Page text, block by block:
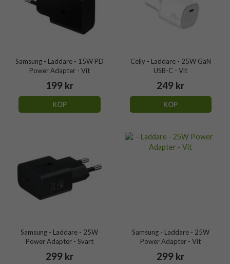
Samsung - Laddare - 15W PD
Power Adapter - Vit
199 kr
KÖP
Celly - Laddare - 25W GaN
USB-C - Vit
249 kr
KÖP
Samsung - Laddare - 25W
Power Adapter - Svart
299 kr
Samsung - Laddare - 25W
Power Adapter - Vit
299 kr